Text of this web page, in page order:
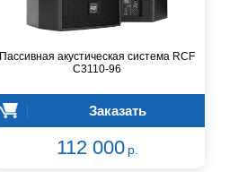
Пассивная акустическая система RCF
C3110-96
Заказать
112 000 р.